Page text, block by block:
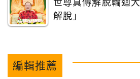
世尊真傳解脫輪迴
解脫」
編輯推薦